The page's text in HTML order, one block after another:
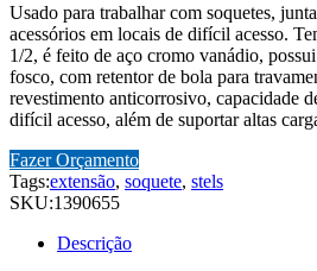
Usado para trabalhar com soquetes,
acessórios em locais de difícil acesso.
1/2, é feito de aço cromo vanádio,
fosco, com retentor de bola para
revestimento anticorrosivo, capacidade
difícil acesso, além de suportar altas
Fazer Orçamento
Tags:extensão, soquete, stels
SKU:1390655
Descrição